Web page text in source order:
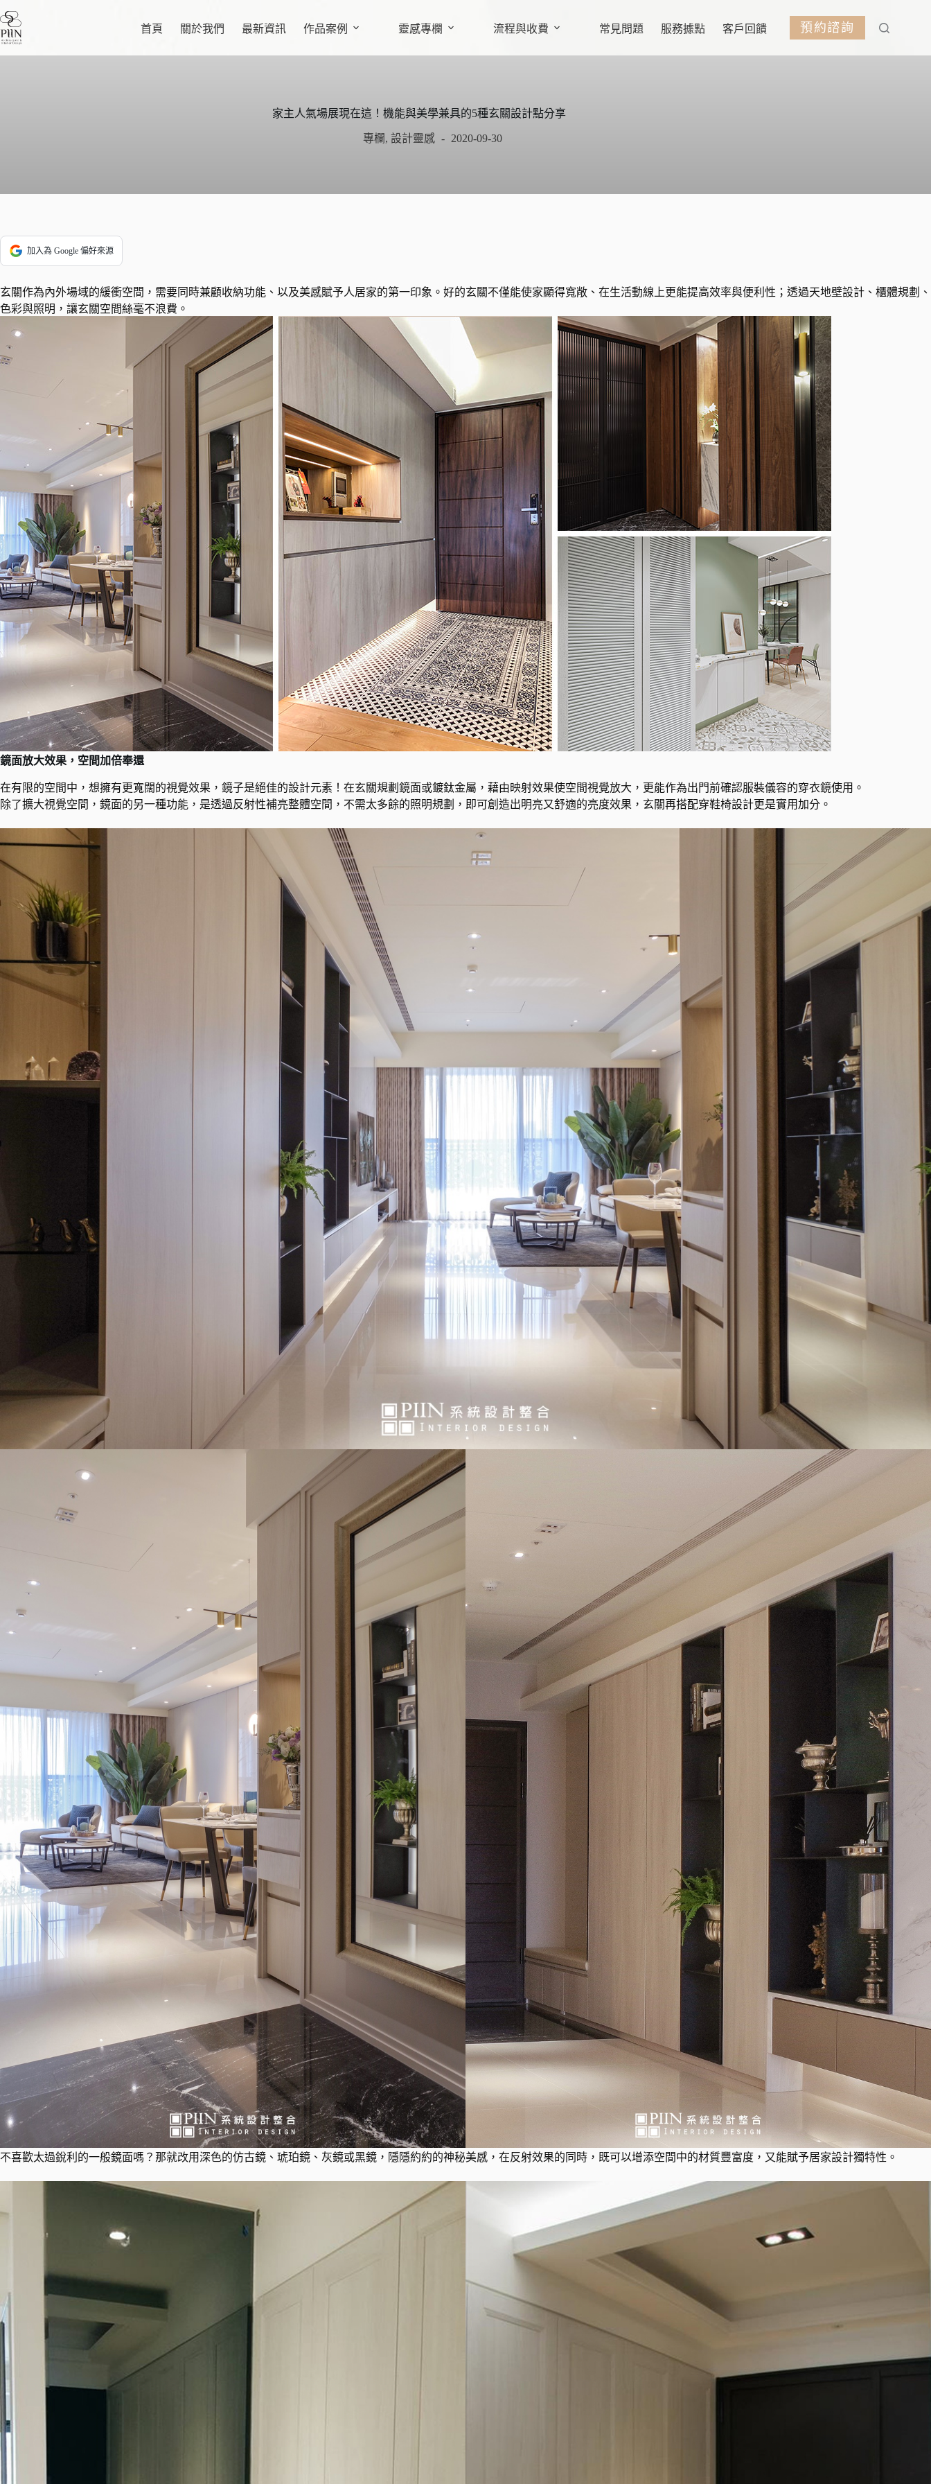
跳
至
主
要
首頁 關於我們 最新資訊 作品案例 靈感專欄 流程與收費 常見問題 服務據點 客戶回饋 預約諮詢
家主人氣場展現在這！機能與美學兼具的5種玄關設計點分享
專欄,設計靈感 2020-09-30
加入為 Google 偏好來源
玄關作為內外場域的緩衝空間，需要同時兼顧收納功能、以及美感賦予人居家的第一印象。好的玄關不僅能使家顯得寬敞、在生活動線上更能提高效率與便利性；透過天地壁設計、櫃體規劃、
色彩與照明，讓玄關空間絲毫不浪費。
鏡面放大效果，空間加倍奉還
在有限的空間中，想擁有更寬闊的視覺效果，鏡子是絕佳的設計元素！在玄關規劃鏡面或鍍鈦金屬，藉由映射效果使空間視覺放大，更能作為出門前確認服裝儀容的穿衣鏡使用。
除了擴大視覺空間，鏡面的另一種功能，是透過反射性補亮整體空間，不需太多餘的照明規劃，即可創造出明亮又舒適的亮度效果，玄關再搭配穿鞋椅設計更是實用加分。
不喜歡太過銳利的一般鏡面嗎？那就改用深色的仿古鏡、琥珀鏡、灰鏡或黑鏡，隱隱約約的神秘美感，在反射效果的同時，既可以增添空間中的材質豐富度，又能賦予居家設計獨特性。